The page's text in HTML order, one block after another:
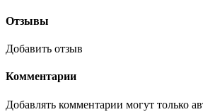
Отзывы
Добавить отзыв
Комментарии
Добавлять комментарии могут только